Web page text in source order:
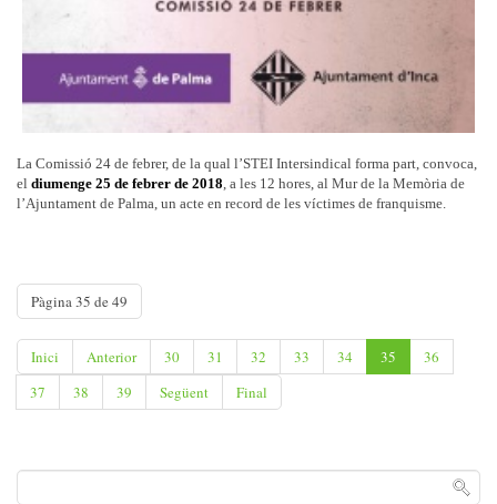
La Comissió 24 de febrer, de la qual l’STEI Intersindical forma part, convoca,
el diumenge 25 de febrer de 2018 , a les 12 hores, al Mur de la Memòria de
l’Ajuntament de Palma, un acte en record de les víctimes de franquisme.
Pàgina 35 de 49
Inici Anterior 30 31 32 33 34 35
36
37
38 39 Següent Final